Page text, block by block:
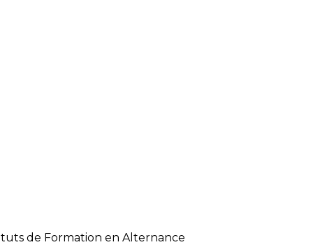
de Formation en Alternance